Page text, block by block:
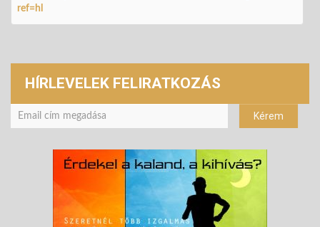
ref=hl
HÍRLEVELEK FELIRATKOZÁS